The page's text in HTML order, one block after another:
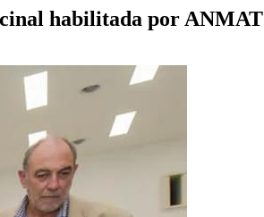
habilitada por ANMAT